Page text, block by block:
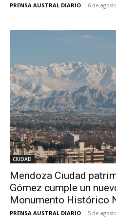
PRENSA AUSTRAL DIARIO - 6 de
CIUDAD
Mendoza Ciudad
Gómez cumple un
Monumento Histórico
PRENSA AUSTRAL DIARIO - 5 de